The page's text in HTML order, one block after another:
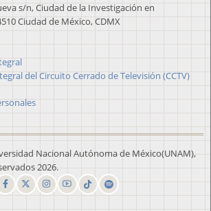
s/n, Ciudad de la Investigación en
Ciudad de México, CDMX
del Circuito Cerrado de Televisión (CCTV)
Nacional Autónoma de México(UNAM),
2026.